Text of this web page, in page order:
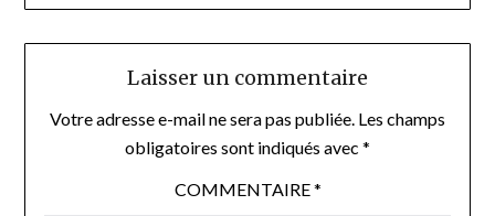
Laisser un commentaire
Votre adresse e-mail ne sera pas publiée. Les champs
obligatoires sont indiqués avec *
COMMENTAIRE*